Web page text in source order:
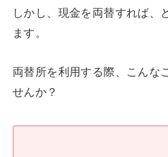
しかし、現金を両替すれば、
ます。
両替所を利用する際、こんな
せんか？